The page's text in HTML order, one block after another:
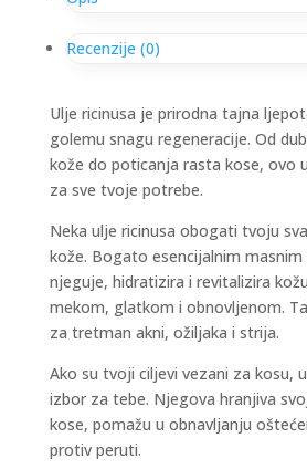
Recenzije (0)
Ulje ricinusa je prirodna tajna
golemu snagu regeneracije. Od
kože do poticanja rasta kose, ovo
za sve tvoje potrebe.
Neka ulje ricinusa obogati tvoju
kože. Bogato esencijalnim masnim
njeguje, hidratizira i revitalizira
mekom, glatkom i obnovljenom.
za tretman akni, ožiljaka i strija.
Ako su tvoji ciljevi vezani za kosu,
izbor za tebe. Njegova hranjiva
kose, pomažu u obnavljanju
protiv peruti.